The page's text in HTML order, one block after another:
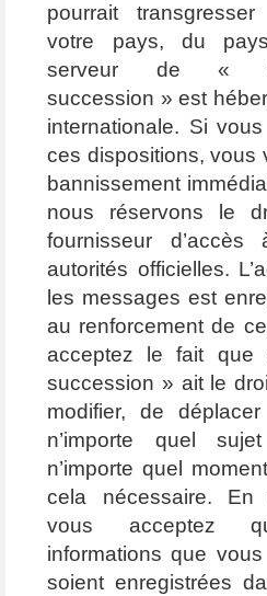
pourrait
votre pays, du
serveur de «
succession » est
internationale. Si
ces dispositions, vous
bannissement
nous réservons le
fournisseur
autorités officielles.
les messages est
au renforcement de
acceptez le fait que
succession » ait le
modifier, de
n’importe quel
n’importe quel
cela nécessaire. En
vous acceptez
informations que
soient enregistrées